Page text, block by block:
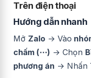
Trên điện thoại
Hướng dẫn nhanh
Mở Zalo → Vào
chấm (⋯) → Chọn
phương án → Nhấn